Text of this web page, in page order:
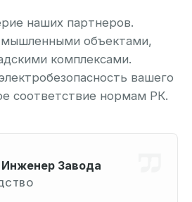
наших партнеров.
объектами,
комплексами.
вашего
соответствие нормам РК.
Завода